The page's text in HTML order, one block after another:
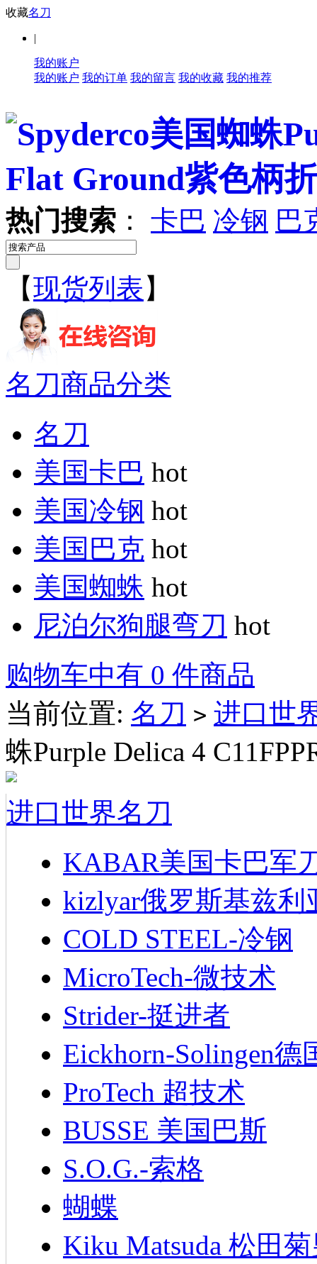
收藏名刀
|
我的账户
我的账户 我的订单 我的留言 我的收藏 我的推荐
热门搜索 ： 卡巴 冷钢 巴
【现货列表 】
名刀商品分类
名刀
美国卡巴 hot
美国冷钢 hot
美国巴克 hot
美国蜘蛛 hot
尼泊尔狗腿弯刀 hot
购物车中有 0 件商品
当前位置: 名刀 > 进口世
蛛Purple Delica 4
进口世界名刀
KABAR美国卡巴军
kizlyar俄罗斯基兹利
COLD STEEL-冷钢
MicroTech-微技术
Strider-挺进者
Eickhorn-Solingen德
ProTech 超技术
BUSSE 美国巴斯
S.O.G.-索格
蝴蝶
Kiku Matsuda 松田